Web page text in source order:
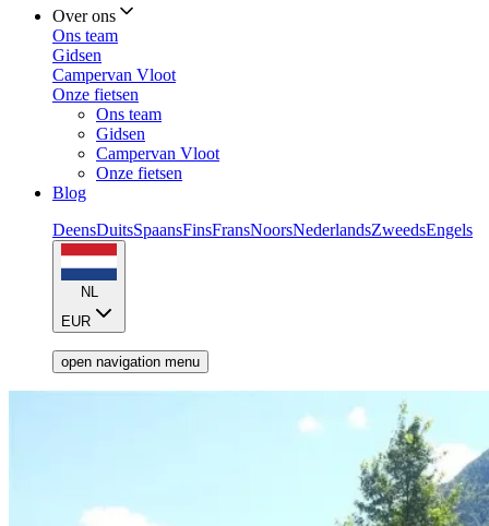
Over ons
Ons team
Gidsen
Campervan Vloot
Onze fietsen
Ons team
Gidsen
Campervan Vloot
Onze fietsen
Blog
DeensDuitsSpaansFinsFransNoorsNederlandsZweedsEngels
NL
EUR
open navigation menu